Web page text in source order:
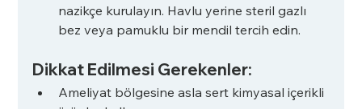
nazikçe kurulayın. Havlu yerine steril gazlı
bez veya pamuklu bir mendil tercih edin.
Dikkat Edilmesi Gerekenler:
Ameliyat bölgesine asla sert kimyasal içerikli